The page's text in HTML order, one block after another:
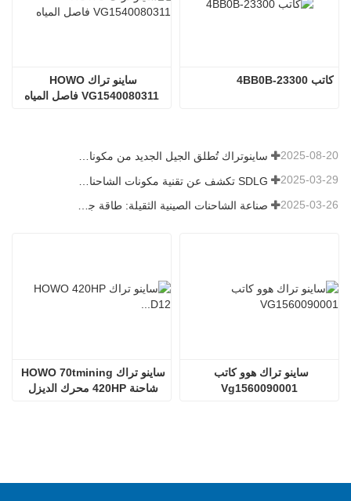
VG1540080311 فاصل المياه
كاتب 23300-4BB0B
ساينوتراك تُطلق الجيل الجديد من مكونات الشاحنات الثقيلة: تعزيز الكفاءة والموثوقية للخدمات اللوجستية العالمية 2025-08-20
2025-03-29
2025-03-26
Vg1560090001